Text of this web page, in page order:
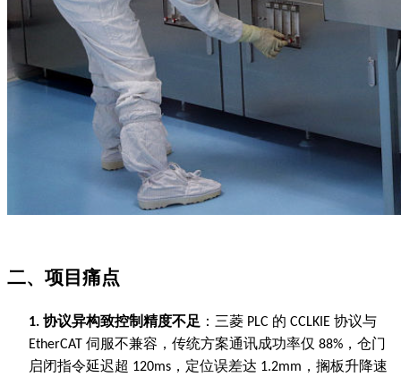
二、项目痛点
1. 协议异构致控制精度不足 ：三菱 PLC 的 CCLKIE 协议与
EtherCAT 伺服不兼容，传统方案通讯成功率仅 88% ，仓门
启闭指令延迟超 120ms ，定位误差达 1.2mm ，搁板升降速